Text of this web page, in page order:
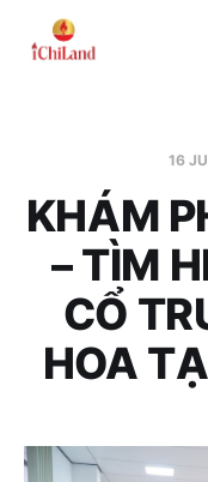
16
KHÁM
– TÌM
CỔ
HOA